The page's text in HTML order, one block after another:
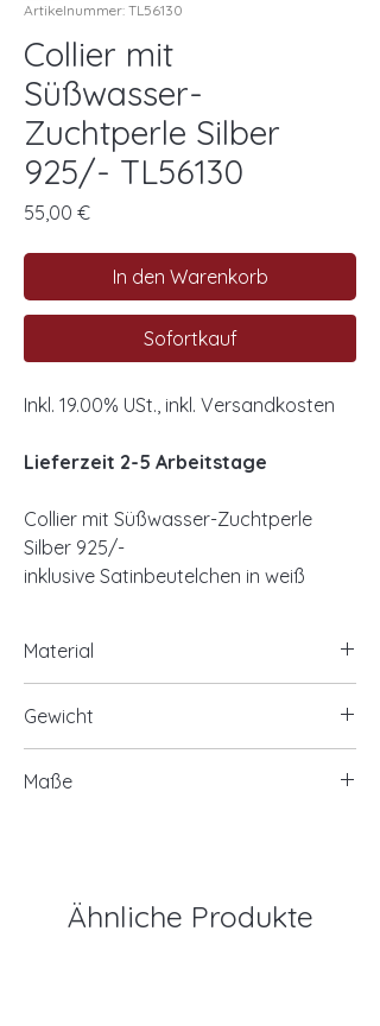
Artikelnummer: TL56130
Collier mit
Süßwasser-
Zuchtperle Silber
925/- TL56130
55,00 €Preis
In den Warenkorb
Sofortkauf
Inkl. 19.00% USt., inkl. Versandkosten
Lieferzeit 2-5 Arbeitstage
Collier mit Süßwasser-Zuchtperle
Silber 925/-
inklusive Satinbeutelchen in weiß
Material
Süßwasser-Zuchtperle
Gewicht
Maße
40 cm
Ähnliche Produkte